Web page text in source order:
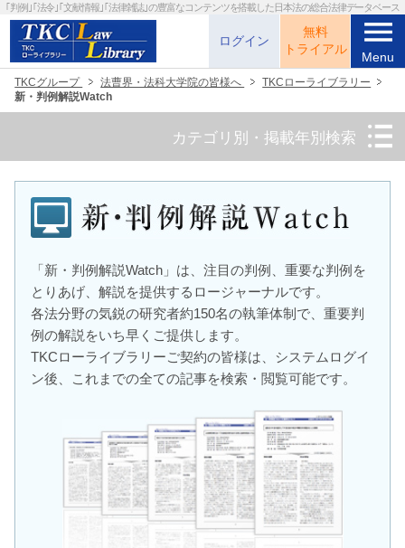
｢判例｣｢法令｣｢文献情報｣｢法律雑誌｣の豊富なコンテンツを搭載した日本法の総合法律データベース
ログイン
無料
トライアル
menu
Menu
TKCグループ 法曹界・法科大学院の皆様へ
TKCローライブラリー
新・判例解説Watch
カテゴリ別・掲載年別検索
「新・判例解説Watch」は、注目の判例、重要な判例を
とりあげ、解説を提供するロージャーナルです。
各法分野の気鋭の研究者約150名の執筆体制で、重要判
例の解説をいち早くご提供します。
TKCローライブラリーご契約の皆様は、システムログイ
ン後、 これまでの全ての記事を検索・閲覧可能です。